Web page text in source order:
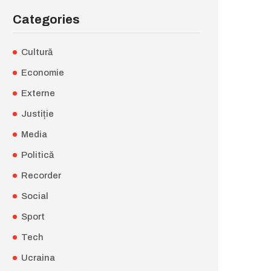
Categories
Cultură
Economie
Externe
Justiție
Media
Politică
Recorder
Social
Sport
Tech
Ucraina